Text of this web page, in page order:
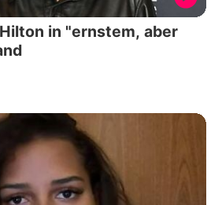
in "ernstem, aber